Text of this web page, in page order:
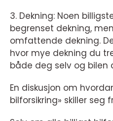
3. Dekning: Noen
begrenset dekning,
omfattende dekning.
hvor mye dekning du
både deg selv og bilen
En diskusjon om
bilforsikring» skiller seg